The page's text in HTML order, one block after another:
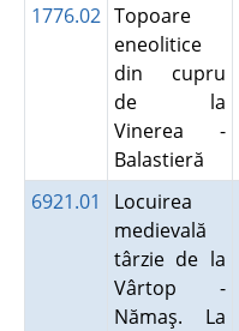
1776.02 Topoare
eneolitice
din cupru
de la
Vinerea -
Balastieră
6921.01
Locuirea
medievală
târzie de la
Vârtop -
Nămaş. La